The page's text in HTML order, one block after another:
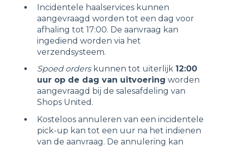
Incidentele haalservices kunnen
aangevraagd worden tot een dag voor
afhaling tot 17:00. De aanvraag kan
ingediend worden via het
verzendsysteem.
Spoed orders kunnen tot uiterlijk 12:00
uur op de dag van uitvoering worden
aangevraagd bij de salesafdeling van
Shops United.
Kosteloos annuleren van een incidentele
pick-up kan tot een uur na het indienen
van de aanvraag. De annulering kan